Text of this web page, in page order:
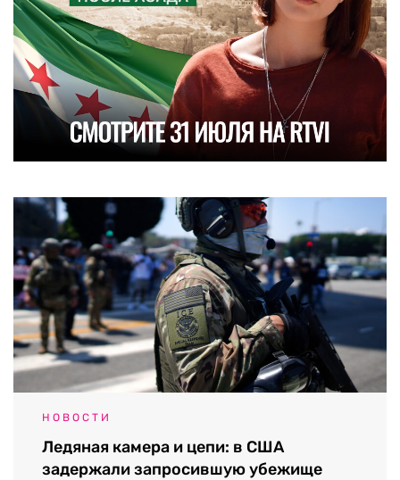
НОВОСТИ
Ледяная камера и цепи: в США
задержали запросившую убежище